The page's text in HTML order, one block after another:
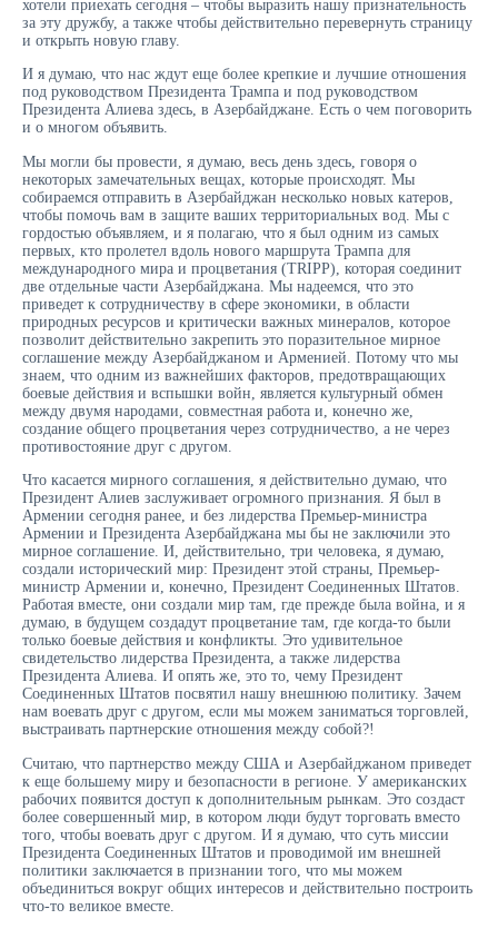
хотели приехать сегодня – чтобы выразить нашу признательность
за эту дружбу, а также чтобы действительно перевернуть страницу
и открыть новую главу.
И я думаю, что нас ждут еще более крепкие и лучшие отношения
под руководством Президента Трампа и под руководством
Президента Алиева здесь, в Азербайджане. Есть о чем поговорить
и о многом объявить.
Мы могли бы провести, я думаю, весь день здесь, говоря о
некоторых замечательных вещах, которые происходят. Мы
собираемся отправить в Азербайджан несколько новых катеров,
чтобы помочь вам в защите ваших территориальных вод. Мы с
гордостью объявляем, и я полагаю, что я был одним из самых
первых, кто пролетел вдоль нового маршрута Трампа для
международного мира и процветания (TRIPP), которая соединит
две отдельные части Азербайджана. Мы надеемся, что это
приведет к сотрудничеству в сфере экономики, в области
природных ресурсов и критически важных минералов, которое
позволит действительно закрепить это поразительное мирное
соглашение между Азербайджаном и Арменией. Потому что мы
знаем, что одним из важнейших факторов, предотвращающих
боевые действия и вспышки войн, является культурный обмен
между двумя народами, совместная работа и, конечно же,
создание общего процветания через сотрудничество, а не через
противостояние друг с другом.
Что касается мирного соглашения, я действительно думаю, что
Президент Алиев заслуживает огромного признания. Я был в
Армении сегодня ранее, и без лидерства Премьер-министра
Армении и Президента Азербайджана мы бы не заключили это
мирное соглашение. И, действительно, три человека, я думаю,
создали исторический мир: Президент этой страны, Премьер-
министр Армении и, конечно, Президент Соединенных Штатов.
Работая вместе, они создали мир там, где прежде была война, и я
думаю, в будущем создадут процветание там, где когда-то были
только боевые действия и конфликты. Это удивительное
свидетельство лидерства Президента, а также лидерства
Президента Алиева. И опять же, это то, чему Президент
Соединенных Штатов посвятил нашу внешнюю политику. Зачем
нам воевать друг с другом, если мы можем заниматься торговлей,
выстраивать партнерские отношения между собой?!
Считаю, что партнерство между США и Азербайджаном приведет
к еще большему миру и безопасности в регионе. У американских
рабочих появится доступ к дополнительным рынкам. Это создаст
более совершенный мир, в котором люди будут торговать вместо
того, чтобы воевать друг с другом. И я думаю, что суть миссии
Президента Соединенных Штатов и проводимой им внешней
политики заключается в признании того, что мы можем
объединиться вокруг общих интересов и действительно построить
что-то великое вместе.